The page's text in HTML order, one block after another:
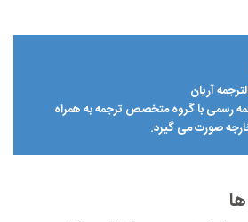
آريان
رسمی با گروه متخصص ترجمه به همراه
صورت می گیرد.